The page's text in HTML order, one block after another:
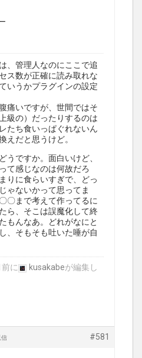
、管理人なのにここで追
ス数が正確に読み取れな
いうかプラグインの設定
痛いですが、世間ではそ
級の）だったりするのは
たち食いっぱぐれないん
えだと思うけど。
うですか。面白いけど、
て感じなのは何故だろ
りに食らいすぎで、どっ
ゃないかって思ってま
〇まで考えて作ってるに
ら、そこは誤魔化して終
もんなあ。どれがなにと
、そもそも吐いた唾が自
に kusakabeが編集し
#581
信